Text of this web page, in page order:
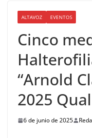
ALTAVOZ EVENTOS
Cinco
“Arnold
2025
6 de junio de 2025